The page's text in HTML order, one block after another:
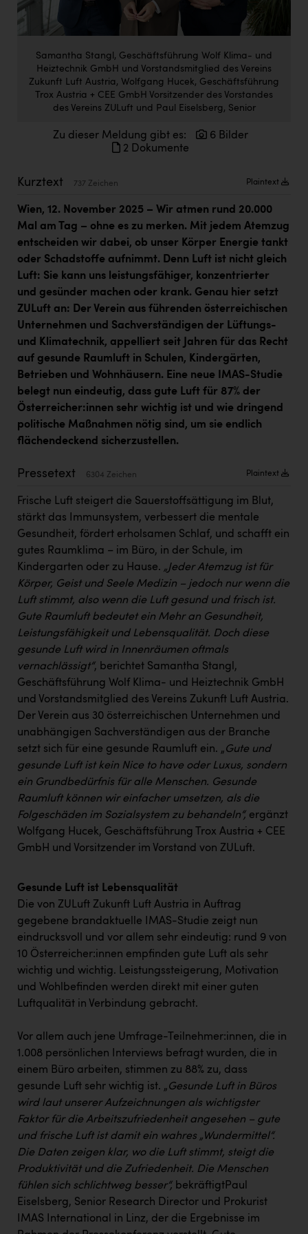
Doppler Gruppe
ERLUS AG
everfield
Firmenradl
Fristads Austria
HIG Infomotion Group
INTERSPAR
INTERSPORT Austria
Jane Goodall Institute Austria
Karin Liedl
KEBA
KIWI Kinderwunsch Institut Dr. Loimer
KLIPP Frisör
Kleider Bauer
Kremsmüller Anlagenbau GmbH
Maximarkt
Oldtimer Raststationen und Motorhotels
Österreichischer Kachelofenverband
Orlen
Passage Linz
PEZ
PÜSPÖK
RE/MAX Welcome
Resch&Frisch
RUBBLE MASTER
Ruderclub Wels
SCRI - Salzburg Cancer Research Institute
SCHMACHTL GmbH
Schwingshandl - automation technology gmbh
Smurfit Westrock Nettingsdorf
TCL
TGW Logistics
TRAILOMAT & Cycling Austria
VERITAS
Vier Diamanten
Vorlagenportal
Wir besiegen Krebs
Wirtschaftskammer OÖ
ZGONC
ZULuft - Zukunft Luft Austria
z.l.ö.
Österreichisches Hebammengremium
Samantha Stangl, Geschäftsführung Wolf Klima- und
Heiztechnik GmbH und Vorstandsmitglied des Vereins
Zukunft Luft Austria, Wolfgang Hucek, Geschäftsführung
Trox Austria + CEE GmbH Vorsitzender des Vorstandes
des Vereins ZULuft und Paul Eiselsberg, Senior
Zu dieser Meldung gibt es:
6 Bilder
2 Dokumente
Kurztext 737 Zeichen Plaintext
Wien, 12. November 2025 – Wir atmen rund 20.000
Mal am Tag – ohne es zu merken. Mit jedem Atemzug
entscheiden wir dabei, ob unser Körper Energie tankt
oder Schadstoffe aufnimmt. Denn Luft ist nicht gleich
Luft: Sie kann uns leistungsfähiger, konzentrierter
und gesünder machen oder krank. Genau hier setzt
ZULuft an: Der Verein aus führenden österreichischen
Unternehmen und Sachverständigen der Lüftungs-
und Klimatechnik, appelliert seit Jahren für das Recht
auf gesunde Raumluft in Schulen, Kindergärten,
Betrieben und Wohnhäusern. Eine neue IMAS-Studie
belegt nun eindeutig, dass gute Luft für 87% der
Österreicher:innen sehr wichtig ist und wie dringend
politische Maßnahmen nötig sind, um sie endlich
flächendeckend sicherzustellen.
Pressetext 6304 Zeichen Plaintext
Frische Luft steigert die Sauerstoffsättigung im Blut,
stärkt das Immunsystem, verbessert die mentale
Gesundheit, fördert erholsamen Schlaf, und schafft ein
gutes Raumklima – im Büro, in der Schule, im
Kindergarten oder zu Hause. „Jeder Atemzug ist für
Körper, Geist und Seele Medizin – jedoch nur wenn die
Luft stimmt, also wenn die Luft gesund und frisch ist.
Gute Raumluft bedeutet ein Mehr an Gesundheit,
Leistungsfähigkeit und Lebensqualität. Doch diese
gesunde Luft wird in Innenräumen oftmals
vernachlässigt“, berichtet Samantha Stangl,
Geschäftsführung Wolf Klima- und Heiztechnik GmbH
und Vorstandsmitglied des Vereins Zukunft Luft Austria.
Der Verein aus 30 österreichischen Unternehmen und
unabhängigen Sachverständigen aus der Branche
setzt sich für eine gesunde Raumluft ein. „Gute und
gesunde Luft ist kein Nice to have oder Luxus, sondern
ein Grundbedürfnis für alle Menschen. Gesunde
Raumluft können wir einfacher umsetzen, als die
Folgeschäden im Sozialsystem zu behandeln“, ergänzt
Wolfgang Hucek, Geschäftsführung Trox Austria + CEE
GmbH und Vorsitzender im Vorstand von ZULuft.
Gesunde Luft ist Lebensqualität
Die von ZULuft Zukunft Luft Austria in Auftrag
gegebene brandaktuelle IMAS-Studie zeigt nun
eindrucksvoll und vor allem sehr eindeutig: rund 9 von
10 Österreicher:innen empfinden gute Luft als sehr
wichtig und wichtig. Leistungssteigerung, Motivation
und Wohlbefinden werden direkt mit einer guten
Luftqualität in Verbindung gebracht.
Vor allem auch jene Umfrage-Teilnehmer:innen, die in
1.008 persönlichen Interviews befragt wurden, die in
einem Büro arbeiten, stimmen zu 88% zu, dass
gesunde Luft sehr wichtig ist. „Gesunde Luft in Büros
wird laut unserer Aufzeichnungen als wichtigster
Faktor für die Arbeitszufriedenheit angesehen – gute
und frische Luft ist damit ein wahres „Wundermittel“.
Die Daten zeigen klar, wo die Luft stimmt, steigt die
Produktivität und die Zufriedenheit. Die Menschen
fühlen sich schlichtweg besser“, bekräftigtPaul
Eiselsberg, Senior Research Director und Prokurist
IMAS International in Linz, der die Ergebnisse im